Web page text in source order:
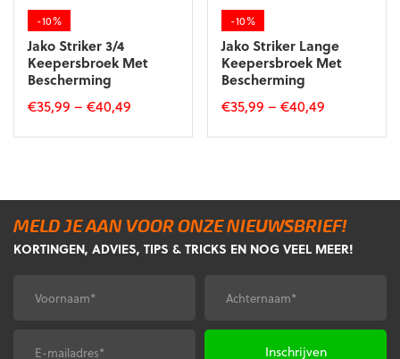
de
productpagina
de
productpagina
-10%
Jako Striker 3/4
Keepersbroek Met
Bescherming
€35,99 – €40,49
Dit
Deze
optie
gekozen
worden
de
-10%
Jako Striker Lange
Keepersbroek Met
Bescherming
€35,99 –€40,49
Dit
Deze
optie
gekozen
worden
op
MELD JE AAN VOOR ONZE NIEUWSBRIEF!
KORTINGEN, ADVIES, TIPS & TRICKS EN NOG VEEL MEER!
Voornaam* Achternaam*